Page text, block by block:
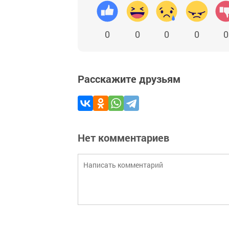
0 0 0 0 0
Расскажите друзьям
Нет комментариев